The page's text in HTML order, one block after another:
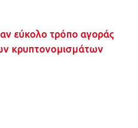
εύκολο τρόπο αγοράς
κρυπτονομισμάτων